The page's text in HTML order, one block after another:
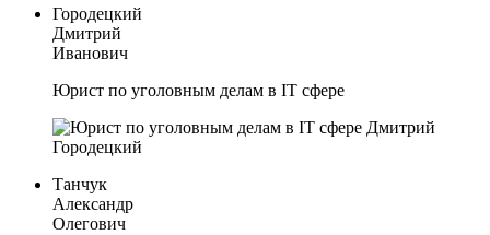
Городецкий
Дмитрий
Иванович
Юрист по уголовным делам в IT сфере
Танчук
Александр
Олегович